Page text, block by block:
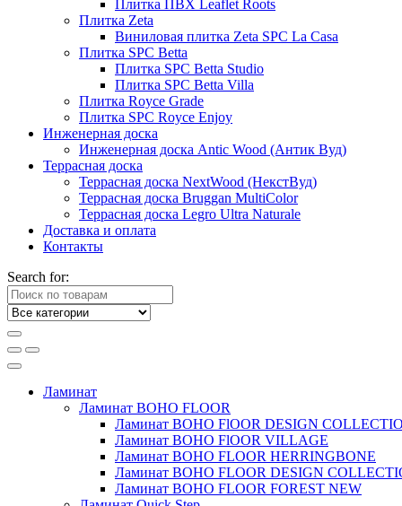
Плитка ПВХ Leaflet Roots
Плитка Zeta
Виниловая плитка Zeta SPC La Casa
Плитка SPC Betta
Плитка SPC Betta Studio
Плитка SPC Betta Villa
Плитка Royce Grade
Плитка SPC Royce Enjoy
Инженерная доска
Инженерная доска Antic Wood (Антик Вуд)
Террасная доска
Террасная доска NextWood (НекстВуд)
Террасная доска Bruggan MultiColor
Террасная доска Legro Ultra Naturale
Доставка и оплата
Контакты
Search for:
Ламинат
Ламинат BOHO FLOOR
Ламинат BOHO FlOOR DESIGN
Ламинат BOHO FlOOR VILLAGE
Ламинат BOHO FLOOR HERRINGBONE
Ламинат BOHO FLOOR DESIGN
Ламинат BOHO FLOOR FOREST NEW